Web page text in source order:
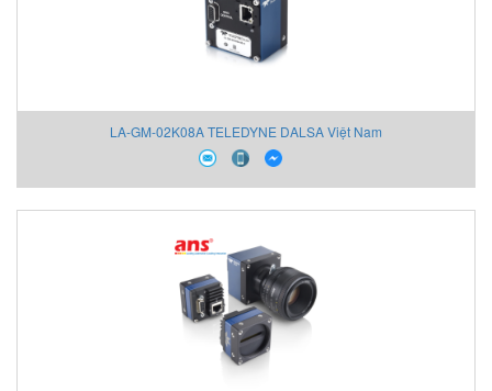
LA-GM-02K08A TELEDYNE DALSA Việt Nam